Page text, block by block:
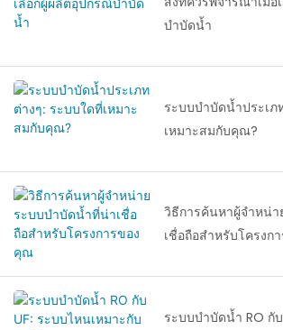
โลก ซึ่งทำหน้าที่เป็นศูนย์กลาง
และความร่วมมือทางธุรกิจใน
ภาคการบำบัดน้ำของเอเชีย
บำบัดน้ำ
ระบบบำบัดน้ำประเภ
เหมาะสมกับคุณ?
วิธีการค้นหาผู้จำหน่
เชื่อถือสำหรับโครงก
ระบบบำบัดน้ำ RO กั